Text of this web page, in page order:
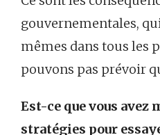
gouvernementales,
mêmes dans tous les
pouvons pas prévoir
Est-ce que vous avez
stratégies pour